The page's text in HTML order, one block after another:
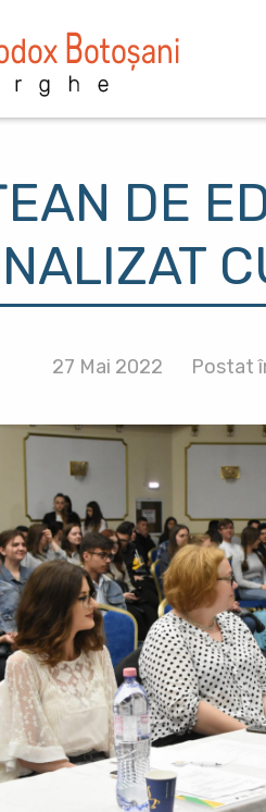
DE
27 Mai 2022 Postat